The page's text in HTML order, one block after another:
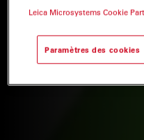
Leica Microsystems Cookie
Paramètres des cookies